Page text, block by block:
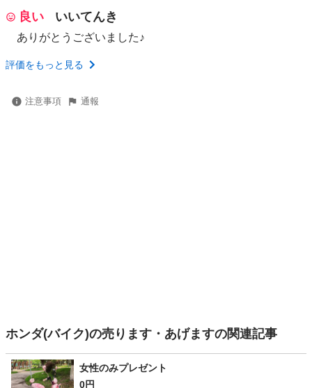
良い
いいてんき
ありがとうございました♪
評価をもっと見る
注意事項 通報
ホンダ(バイク)の売ります・あげますの関連記事
女性のみプレゼント
0円